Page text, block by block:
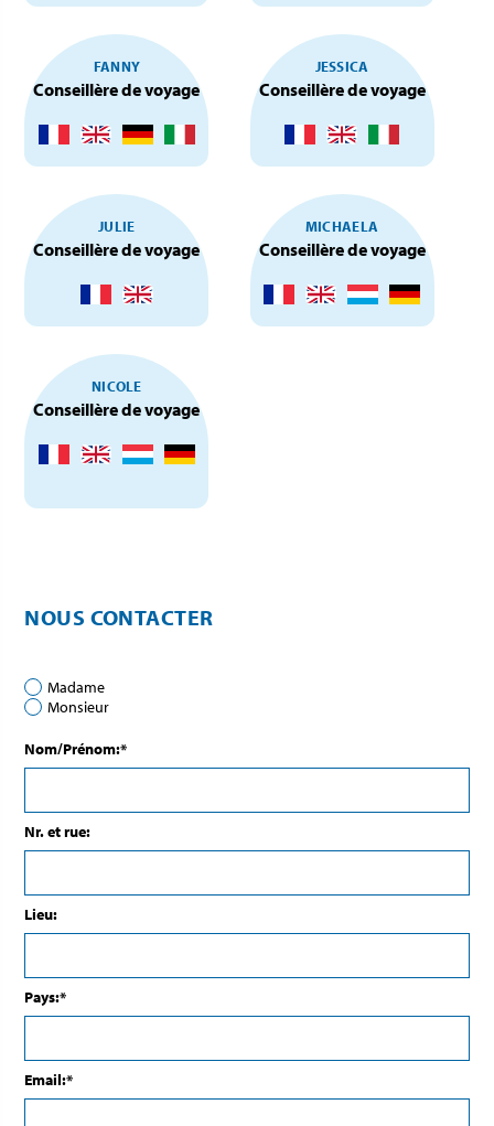
FANNY
Conseillère de voyage
JESSICA
Conseillère de voyage
JULIE
Conseillère de voyage
MICHAELA
Conseillère de voyage
NICOLE
Conseillère de voyage
NOUS CONTACTER
Madame
Monsieur
Nom/Prénom:*
Nr. et rue:
Lieu:
Pays:*
Email:*